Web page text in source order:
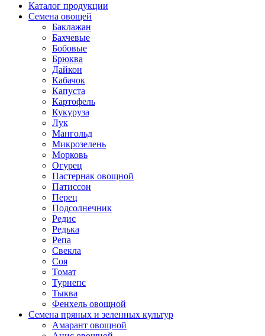
Каталог продукции
Семена овощей
Баклажан
Бахчевые
Бобовые
Брюква
Дайкон
Кабачок
Капуста
Картофель
Кукуруза
Лук
Мангольд
Микрозелень
Морковь
Огурец
Пастернак овощной
Патиссон
Перец
Подсолнечник
Редис
Редька
Репа
Свекла
Соя
Томат
Турнепс
Тыква
Фенхель овощной
Семена пряных и зеленных культур
Амарант овощной